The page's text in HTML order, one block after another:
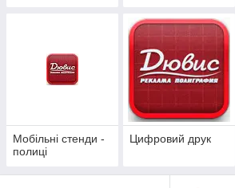
Мобільні стенди -
полиці
Цифровий друк